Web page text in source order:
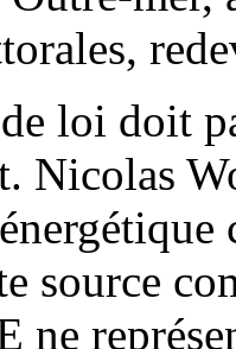
loi doit
Nicolas
source
ne